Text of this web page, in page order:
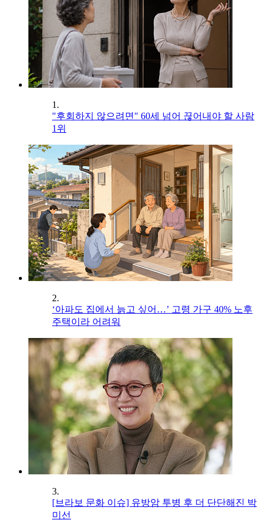
1.
"후회하지 않으려면" 60세 넘어 끊어내야 할 사람
1위
2.
‘아파도 집에서 늙고 싶어…’ 고령 가구 40% 노후
주택이라 어려워
3.
[브라보 문화 이슈] 유방암 투병 후 더 단단해진 박
미선